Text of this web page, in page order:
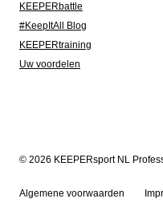
KEEPERbattle
#KeepItAll Blog
KEEPERtraining
Uw voordelen
© 2026 KEEPERsport NL
Algemene voorwaarden